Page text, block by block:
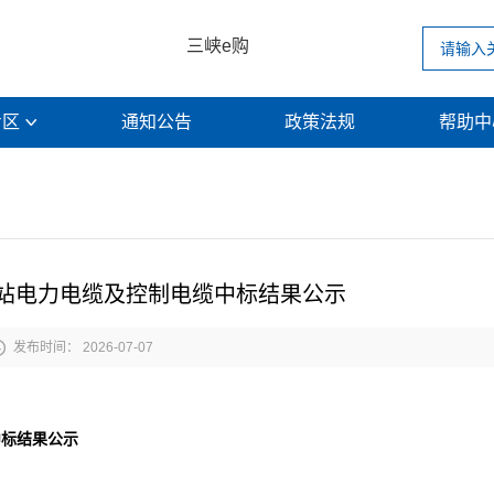
三峡e购
 通知公告 政策法规 帮助
电力电缆及控制电缆中标结果公示
发布时间： 2026-07-07
结果公示